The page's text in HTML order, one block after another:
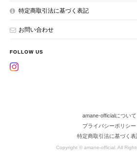
特定商取引法に基づく表記
お問い合わせ
FOLLOW US
amane-officialについて
プライバシーポリシー
特定商取引法に基づく表
Copyright © amane-official. All